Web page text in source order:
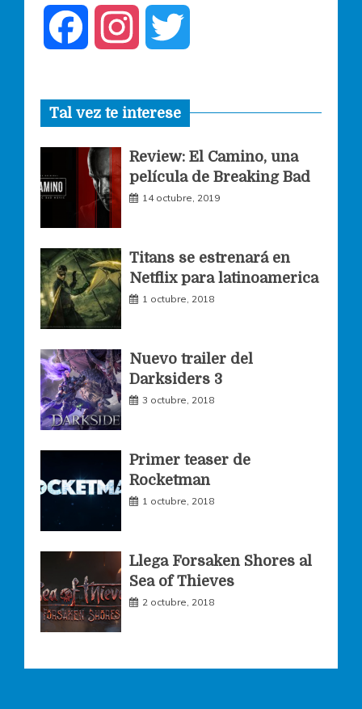
c
e
b
o
o
s
t
a
g
m
i
t
t
r
Tal vez te interese
Review: El Camino, una
película de Breaking Bad
14 octubre, 2019
Titans se estrenará en
Netflix para latinoamerica
1 octubre, 2018
Nuevo trailer del
Darksiders 3
3 octubre, 2018
Primer teaser de
Rocketman
1 octubre, 2018
Llega Forsaken Shores al
Sea of Thieves
2 octubre, 2018